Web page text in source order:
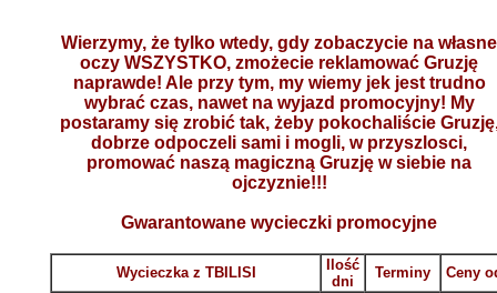
Wierzymy, że tylko wtedy, gdy zobaczycie na własne
oczy WSZYSTKO, zmożecie reklamować Gruzję
naprawde! Ale przy tym, my wiemy jek jest trudno
wybrać czas, nawet na wyjazd promocyjny! My
postaramy się zrobić tak, żeby pokochaliście
dobrze odpoczeli sami i mogli, w przyszlosci,
promować naszą magiczną Gruzję w siebie na
ojczyznie!!!
Gwarantowane wycieczki promocyjne
Wycieczka z TBILISI
Ilość
dni
Terminy
Ceny